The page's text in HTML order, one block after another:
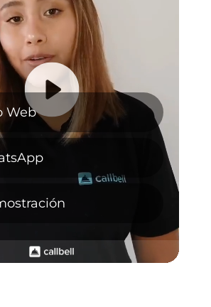
Que son los altos
volumen de
consultas?